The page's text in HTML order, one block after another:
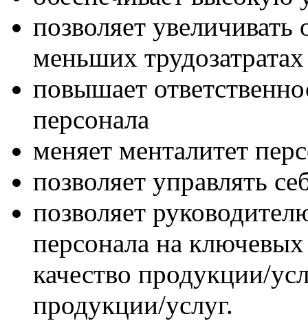
позволяет
меньших трудозатратах
повышает
персонала
меняет менталитет
позволяет управлять
позволяет
персонала на
качество продукции/
продукции/услуг.